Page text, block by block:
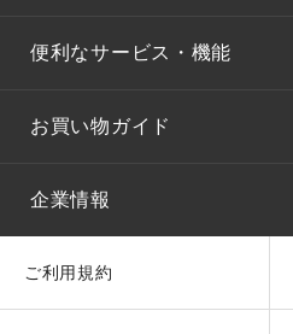
便利なサービス・機能
お買い物ガイド
企業情報
ご利用規約